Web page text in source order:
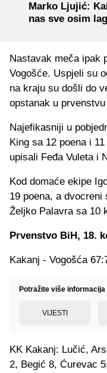
Marko Ljujić:
nas sve osim
Nastavak meča ipak
Vogošće. Uspjeli su
na kraju su došli do
opstanak u
Najefikasniji u
King sa 12 poena i
upisali Feđa Vuleta i
Kod domaće ekipe
19 poena, a dvocreni
Željko Palavra sa 10
Prvenstvo BiH, 18.
Kakanj - Vogošća
Potražite više
VIJESTI
KK Kakanj: Lučić,
2, Begić 8, Ćurevac